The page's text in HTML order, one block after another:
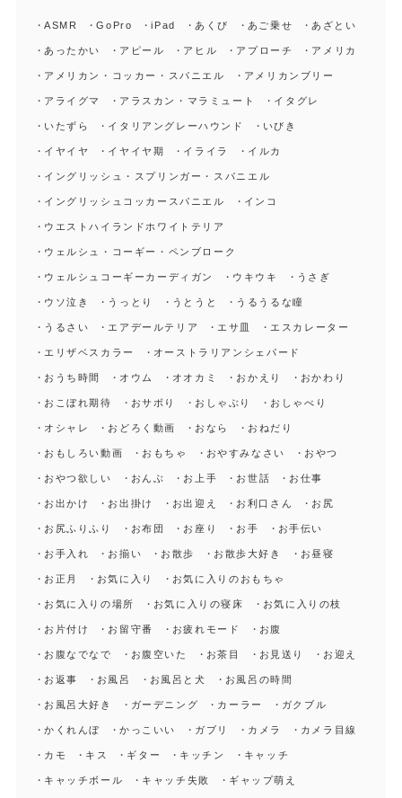
ASMR GoPro iPad あくび あご乗せ あざとい
あったかい アピール アヒル アプローチ アメリカ
アメリカン・コッカー・スパニエル アメリカンブリー
アライグマ アラスカン・マラミュート イタグレ
いたずら イタリアングレーハウンド いびき
イヤイヤ イヤイヤ期 イライラ イルカ
イングリッシュ・スプリンガー・スパニエル
イングリッシュコッカースパニエル インコ
ウエストハイランドホワイトテリア
ウェルシュ・コーギー・ペンブローク
ウェルシュコーギーカーディガン ウキウキ うさぎ
ウソ泣き うっとり うとうと うるうるな瞳
うるさい エアデールテリア エサ皿 エスカレーター
エリザベスカラー オーストラリアンシェパード
おうち時間 オウム オオカミ おかえり おかわり
おこぼれ期待 おサボり おしゃぶり おしゃべり
オシャレ おどろく動画 おなら おねだり
おもしろい動画 おもちゃ おやすみなさい おやつ
おやつ欲しい おんぶ お上手 お世話 お仕事
お出かけ お出掛け お出迎え お利口さん お尻
お尻ふりふり お布団 お座り お手 お手伝い
お手入れ お揃い お散歩 お散歩大好き お昼寝
お正月 お気に入り お気に入りのおもちゃ
お気に入りの場所 お気に入りの寝床 お気に入りの枝
お片付け お留守番 お疲れモード お腹
お腹なでなで お腹空いた お茶目 お見送り お迎え
お返事 お風呂 お風呂と犬 お風呂の時間
お風呂大好き ガーデニング カーラー ガクブル
かくれんぼ かっこいい ガブリ カメラ カメラ目線
カモ キス ギター キッチン キャッチ
キャッチボール キャッチ失敗 ギャップ萌え